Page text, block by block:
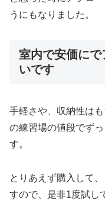
うにもなりました。
室内で安価に
いです
手軽さや、収納性は
の練習場の値段でず
す。
とりあえず購入して
すので、是非1度試し